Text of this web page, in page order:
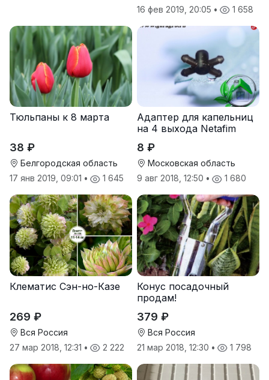
16 фев 2019, 20:05 • 1 658
Тюльпаны к 8 марта
38 ₽
Белгородская область
17 янв 2019, 09:01 • 1 645
Адаптер для капельниц
на 4 выхода Netafim
8 ₽
Московская область
9 авг 2018, 12:50 • 1 680
Клематис Сэн-но-Казе
269 ₽
Вся Россия
27 мар 2018, 12:31 • 2 222
Конус посадочный
продам!
379 ₽
Вся Россия
21 мар 2018, 12:30 • 1 798